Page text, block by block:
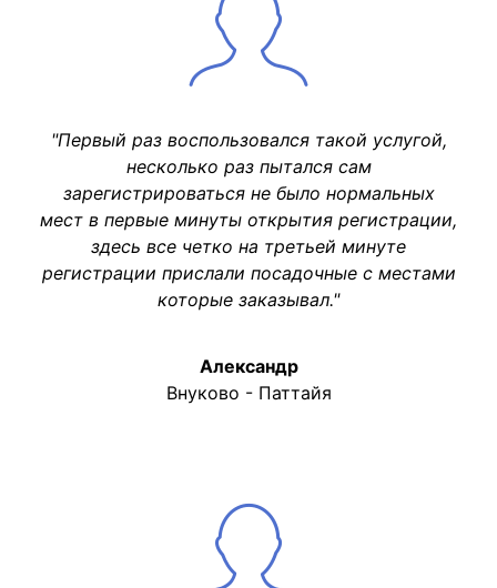
"Первый раз воспользовался такой услугой,
несколько раз пытался сам
зарегистрироваться не было нормальных
мест в первые минуты открытия регистрации,
здесь все четко на третьей минуте
регистрации прислали посадочные с местами
которые заказывал."
Александр
Внуково - Паттайя